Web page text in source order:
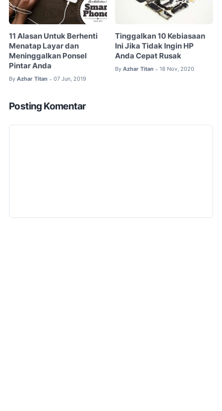
11 Alasan Untuk Berhenti
Menatap Layar dan
Meninggalkan Ponsel
Pintar Anda
By Azhar Titan • 07 Jun, 2019
Tinggalkan 10 Kebiasaan
Ini Jika Tidak Ingin HP
Anda Cepat Rusak
By Azhar Titan • 18 Nov, 2020
Posting Komentar